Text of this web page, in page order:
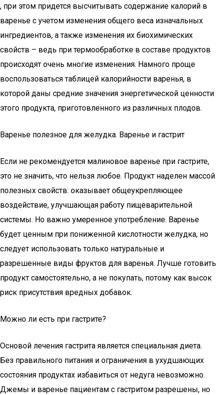
, при этом придется высчитывать содержание калорий в
варенье с учетом изменения общего веса изначальных
ингредиентов, а также изменения их биохимических
свойств – ведь при термообработке в составе продуктов
происходят очень многие изменения. Намного проще
воспользоваться таблицей калорийности варенья, в
которой даны средние значения энергетической ценности
этого продукта, приготовленного из различных плодов.
Варенье полезное для желудка. Варенье и гастрит
Если не рекомендуется малиновое варенье при гастрите,
это не значить, что нельзя любое. Продукт наделен массой
полезных свойств: оказывает общеукрепляющее
воздействие, улучшающая работу пищеварительной
системы. Но важно умеренное употребление. Варенье
будет ценным при пониженной кислотности желудка, но
следует использовать только натуральные и
разрешенные виды фруктов для варенья. Лучше готовить
продукт самостоятельно, а не покупать, потому как высок
риск присутствия вредных добавок.
Можно ли есть при гастрите?
Основой лечения гастрита является специальная диета.
Без правильного питания и ограничения в ухудшающих
состояния продуктах избавиться от недуга невозможно.
Джемы и варенье пациентам с гастритом разрешены, но